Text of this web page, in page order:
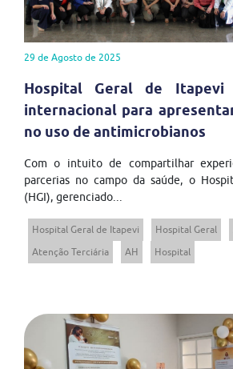
29 de Agosto de 2025
Hospital Geral de Itapevi
internacional para
no uso de antimicrobianos
Com o intuito de compartilhar
parcerias no campo da saúde, o
(HGI), gerenciado...
Hospital Geral de Itapevi Hospital Geral
Atenção Terciária
AH Hospital